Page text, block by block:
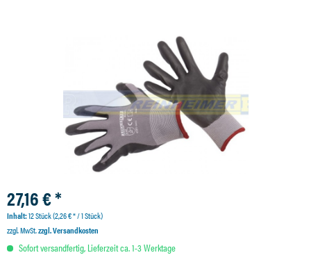
27,16 € *
Inhalt:12 Stück (2,26 € * / 1 Stück)
zzgl. MwSt.zzgl. Versandkosten
Sofort versandfertig, Lieferzeit ca. 1-3 Werktage